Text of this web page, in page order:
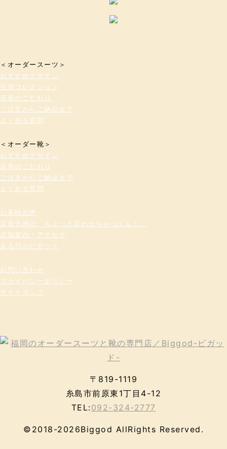
＜オーダースーツ＞
おすすめデザイン
生地コレクション
店長のこだわり
ご注文からご納品まで
よくある質問
＜オーダー靴＞
おすすめデザイン
店長のこだわり
ご注文からご納品まで
よくある質問
お客様の声
店長大神の「ちょっと言わせちゃってん！」
店舗案内・アクセス
ある日のビガッド
お問い合わせ
プライバシーポリシー
サイトマップ
〒819-1119
糸島市前原東1丁目4-12
TEL:092-324-2777
©2018-2026Biggod AllRights Reserved.